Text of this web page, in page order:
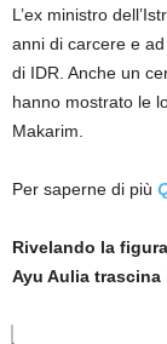
L’ex ministro
anni di carcere e
di IDR. Anche un
hanno mostrato le
Makarim.
Per saperne di più
Rivelando la
Ayu Aulia trascina